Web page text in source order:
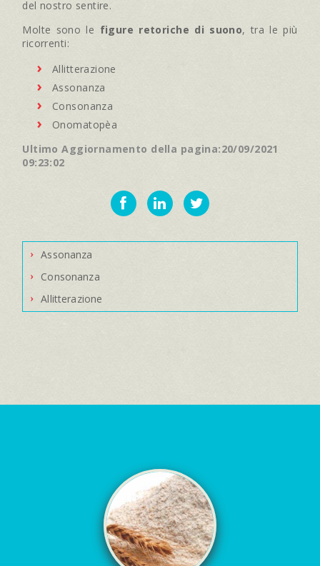
Assonanza
Consonanza
Allitterazione
del nostro sentire.
Molte sono le figure retoriche di suono, tra le più
ricorrenti:
Allitterazione
Assonanza
Consonanza
Onomatopèa
Ultimo Aggiornamento della pagina:20/09/2021
09:23:02